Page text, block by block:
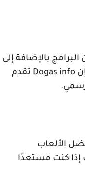
بالإضافة إلى
Dogas info تقدم
الألعاب
كنت مستعدًا